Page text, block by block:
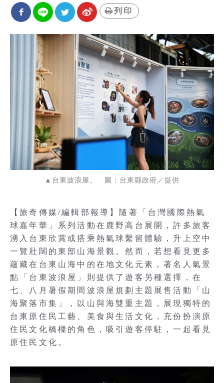
列印
▲台東波浪屋。 圖：台東縣政府／提供
【旅奇傳媒/編輯部報導】隨著「台灣國際熱氣
球嘉年華」系列活動在鹿野高台展開，許多旅客
湧入台東欣賞或搭乘熱氣球繫留體驗，升上空中
一覽壯闊的東部山海景觀。然而，若想看見更多
蘊藏在台東山海中的在地文化元素，著名人氣景
點「台東波浪屋」則提供了遊客另種選擇，在
七、八月暑假期間波浪屋規劃主題展售活動「山
海聚落市集」，以山與海雙重主題，展現獨特的
台東原住民工藝、美食與生活文化，充份扮演原
住民文化橋樑的角色，吸引遊客停駐，一起看見
原住民文化。